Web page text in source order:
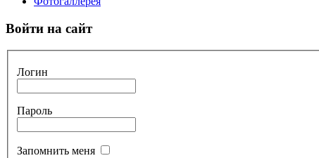
Войти на сайт
Логин
Пароль
Запомнить меня